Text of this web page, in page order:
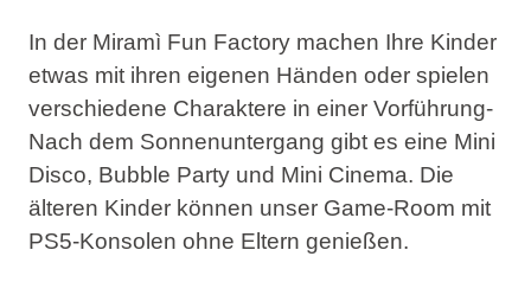
In der Miramì Fun Factory machen Ihre Kinder
etwas mit ihren eigenen Händen oder spielen
verschiedene Charaktere in einer Vorführung-
Nach dem Sonnenuntergang gibt es eine Mini
Disco, Bubble Party und Mini Cinema. Die
älteren Kinder können unser Game-Room mit
PS5-Konsolen ohne Eltern genießen.